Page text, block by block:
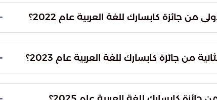
وتحفيز وتشجيع المبدعين والباحثين العاملين في
جائزة كابسارك للغة العربية عام 2022؟
المتخصصة).
جائزة كابسارك للغة العربية عام 2023؟